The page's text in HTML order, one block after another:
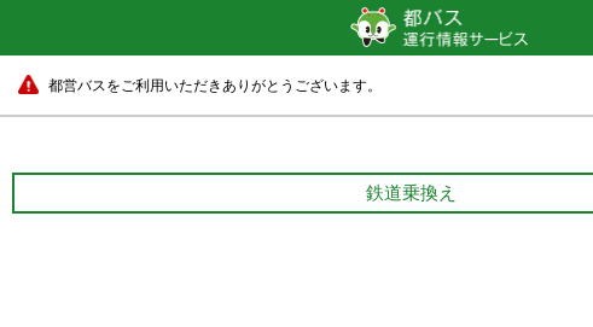
都営バスをご利用いただきありがとうございます。
鉄道乗換え